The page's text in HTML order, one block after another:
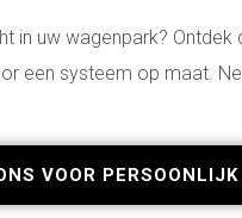
in uw wagenpark?
een systeem op maat.
VOOR